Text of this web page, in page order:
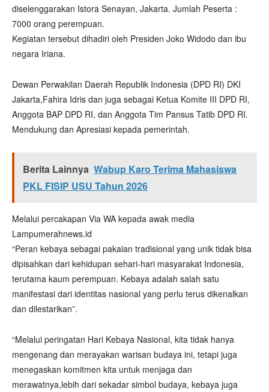
diselenggarakan Istora Senayan, Jakarta. Jumlah Peserta :
7000 orang perempuan.
Kegiatan tersebut dihadiri oleh Presiden Joko Widodo dan ibu
negara Iriana.
Dewan Perwakilan Daerah Republik Indonesia (DPD RI) DKI
Jakarta,Fahira Idris dan juga sebagai Ketua Komite III DPD RI,
Anggota BAP DPD RI, dan Anggota Tim Pansus Tatib DPD RI.
Mendukung dan Apresiasi kepada pemerintah.
Berita Lainnya Wabup Karo Terima Mahasiswa
PKL FISIP USU Tahun 2026
Melalui percakapan Via WA kepada awak media
Lampumerahnews.id
“Peran kebaya sebagai pakaian tradisional yang unik tidak bisa
dipisahkan dari kehidupan sehari-hari masyarakat Indonesia,
terutama kaum perempuan. Kebaya adalah salah satu
manifestasi dari identitas nasional yang perlu terus dikenalkan
dan dilestarikan”.
“Melalui peringatan Hari Kebaya Nasional, kita tidak hanya
mengenang dan merayakan warisan budaya ini, tetapi juga
menegaskan komitmen kita untuk menjaga dan
merawatnya,lebih dari sekadar simbol budaya, kebaya juga